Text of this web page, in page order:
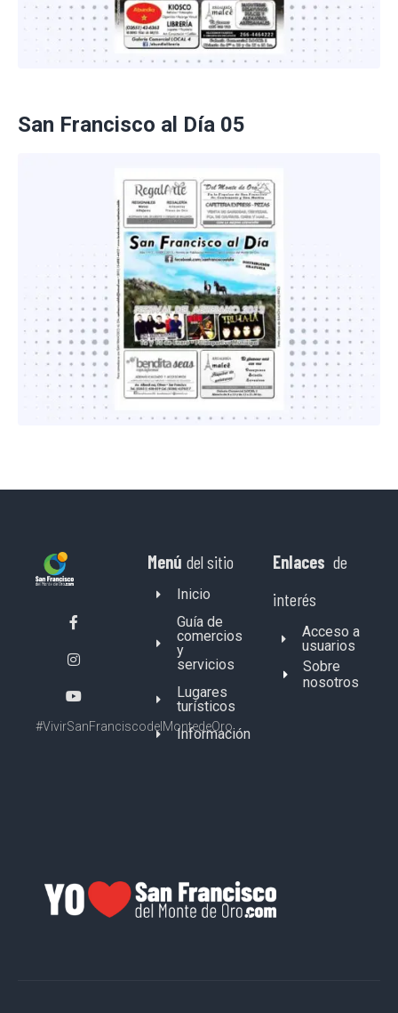
San Francisco al Día 05
#VivirSanFranciscodelMontedeOro
Menú del sitio
Inicio
Guía de
comercios
y
servicios
Lugares
turísticos
Información
Enlaces de
interés
Acceso a
usuarios
Sobre
nosotros